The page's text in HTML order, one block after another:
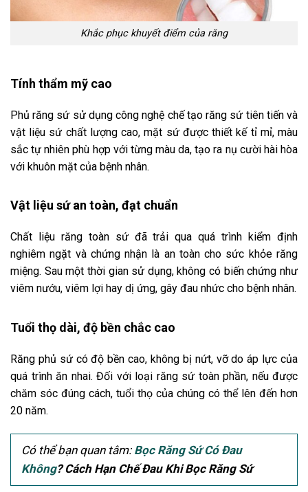
Khắc phục khuyết điểm của răng
Tính thẩm mỹ cao
Phủ răng sứ sử dụng công nghệ chế tạo răng sứ tiên tiến và
vật liệu sứ chất lượng cao, mặt sứ được thiết kế tỉ mỉ, màu
sắc tự nhiên phù hợp với từng màu da, tạo ra nụ cười hài hòa
với khuôn mặt của bệnh nhân.
Vật liệu sứ an toàn, đạt chuẩn
Chất liệu răng toàn sứ đã trải qua quá trình kiểm định
nghiêm ngặt và chứng nhận là an toàn cho sức khỏe răng
miệng. Sau một thời gian sử dụng, không có biến chứng như
viêm nướu, viêm lợi hay dị ứng, gây đau nhức cho bệnh nhân.
Tuổi thọ dài, độ bền chắc cao
Răng phủ sứ có độ bền cao, không bị nứt, vỡ do áp lực của
quá trình ăn nhai. Đối với loại răng sứ toàn phần, nếu được
chăm sóc đúng cách, tuổi thọ của chúng có thể lên đến hơn
20 năm.
Có thể bạn quan tâm: Bọc Răng Sứ Có Đau
Không? Cách Hạn Chế Đau Khi Bọc Răng Sứ